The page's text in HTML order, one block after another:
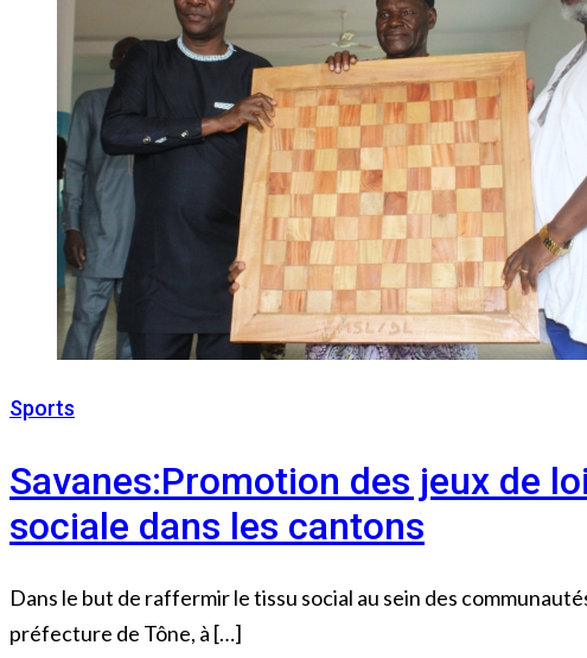
Sports
Savanes:Promotion des jeux de
sociale dans les cantons
Dans le but de raffermir le tissu social au sein des
préfecture de Tône, à […]